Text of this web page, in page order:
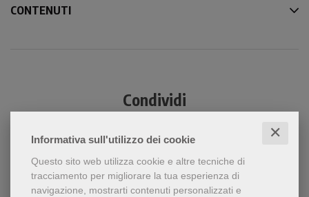
Informativa sull'utilizzo dei cookie ✕
Questo sito web utilizza cookie e altre tecniche di
tracciamento per migliorare la tua esperienza di
navigazione, mostrarti contenuti personalizzati e
CONTENUTI
Condividi